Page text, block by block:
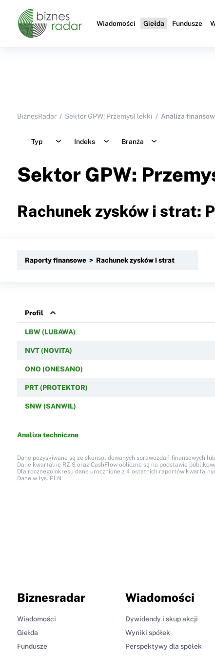
Wiadomości Giełda Fundusze
BiznesRadar Sektor GPW: Przemysł lekki Analiza
Typ Indeks Branża
Sektor GPW:
Rachunek zysków i strat:
Raporty finansowe > Rachunek zysków i strat
Profil
LBW (LUBAWA)
NVT (NOVITA)
ONO (ONESANO)
PRT (PROTEKTOR)
SNW (SANWIL)
Analiza techniczna
Dane pozyskiwane są ze skonsolidowanych sprawozdań finansowych
Dane kwartalne RZiS oraz CashFlow obliczne są na podstawie
Dla rocznego okresu dane urocznione z 4 ostatnich raportów
Dane w tys. PLN
Biznesradar
Wiadomości
Giełda
Fundusze
Wiadomości
Dywidendy i skup akcji
Wyniki spółek
Perspektywy dla spółek